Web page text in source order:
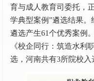
育与成人教育司委托，
学典型案例”遴选结果
遴选产生61个优秀案例
《校企同行：筑造水利
选，河南共有3所院校入